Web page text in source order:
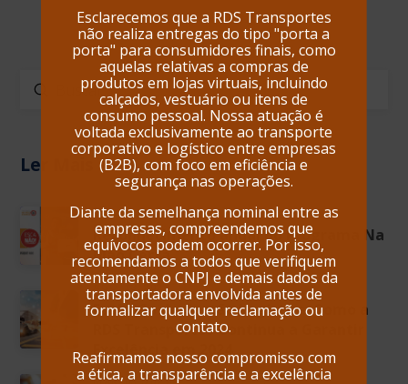
Buscar
Enviar
Ler Mais
NOV. 13, 2024
Reconhecimento anual no Programa Na
Mão Certa
AGO. 13, 2024
Evolução da Gestão Logística: Como a
RDS Transportes Continua a Garantir
Excelência em 2024
MAR. 03, 2025
Esclarecemos que a RDS Transportes
não realiza entregas do tipo "porta a
porta" para consumidores finais, como
aquelas relativas a compras de
produtos em lojas virtuais, incluindo
calçados, vestuário ou itens de
consumo pessoal. Nossa atuação é
voltada exclusivamente ao transporte
corporativo e logístico entre empresas
(B2B), com foco em eficiência e
segurança nas operações.
Diante da semelhança nominal entre as
empresas, compreendemos que
equívocos podem ocorrer. Por isso,
recomendamos a todos que verifiquem
atentamente o CNPJ e demais dados da
transportadora envolvida antes de
formalizar qualquer reclamação ou
contato.
Reafirmamos nosso compromisso com
a ética, a transparência e a excelência